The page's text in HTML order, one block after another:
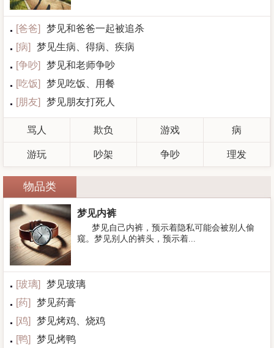
[爸爸]
梦见和爸爸一起被追杀
[病]
梦见生病、得病、疾病
[争吵]
梦见和老师争吵
[吃饭]
梦见吃饭、用餐
[朋友] 梦见朋友打死人
骂人 欺负 游戏 病
游玩 吵架 争吵 理发
物品类
梦见内裤
梦见自己内裤，预示着隐私可能会被别人偷
窥。梦见别人的裤头，预示着...
[玻璃]
梦见玻璃
[药]
梦见药膏
[鸡]
梦见烤鸡、烧鸡
[鸭] 梦见烤鸭